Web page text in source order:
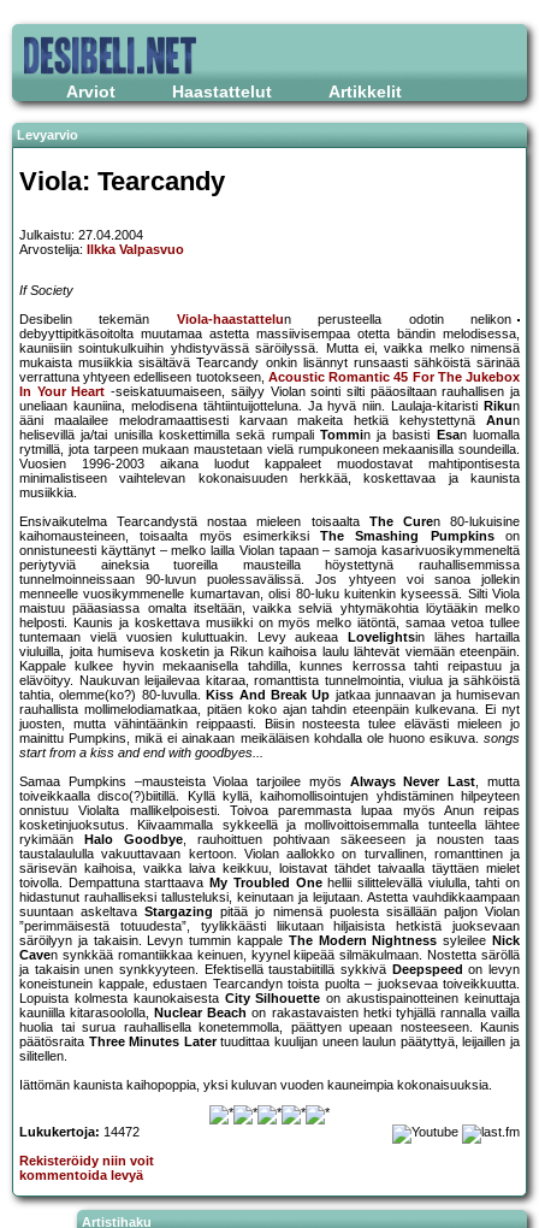
Arviot Haastattelut Artikkelit
Levyarvio
Viola: Tearcandy
Julkaistu: 27.04.2004
Arvostelija:
Ilkka Valpasvuo
If Society
Desibelin tekemän Viola-haastattelun perusteella odotin nelikon
debyyttipitkäsoitolta muutamaa astetta massiivisempaa otetta bändin melodisessa,
kauniisiin sointukulkuihin yhdistyvässä säröilyssä. Mutta ei, vaikka melko nimensä
mukaista musiikkia sisältävä Tearcandy onkin lisännyt runsaasti sähköistä särinää
verrattuna yhtyeen edelliseen tuotokseen, Acoustic Romantic 45 For The Jukebox
In Your Heart -seiskatuumaiseen, säilyy Violan sointi silti pääosiltaan rauhallisen ja
uneliaan kauniina, melodisena tähtiintuijotteluna. Ja hyvä niin. Laulaja-kitaristi Rikun
ääni maalailee melodramaattisesti karvaan makeita hetkiä kehystettynä Anun
helisevillä ja/tai unisilla koskettimilla sekä rumpali Tommin ja basisti Esan luomalla
rytmillä, jota tarpeen mukaan maustetaan vielä rumpukoneen mekaanisilla soundeilla.
Vuosien 1996-2003 aikana luodut kappaleet muodostavat mahtipontisesta
minimalistiseen vaihtelevan kokonaisuuden herkkää, koskettavaa ja kaunista
musiikkia.
Ensivaikutelma Tearcandystä nostaa mieleen toisaalta The Curen 80-lukuisine
kaihomausteineen, toisaalta myös esimerkiksiThe Smashing Pumpkinson
onnistuneesti käyttänyt – melko lailla Violan tapaan – samoja kasarivuosikymmeneltä
periytyviä aineksia tuoreilla mausteilla höystettynä rauhallisemmissa
tunnelmoinneissaan 90-luvun puolessavälissä. Jos yhtyeen voi sanoa jollekin
menneelle vuosikymmenelle kumartavan, olisi 80-luku kuitenkin kyseessä. Silti Viola
maistuu pääasiassa omalta itseltään, vaikka selviä yhtymäkohtia löytääkin melko
helposti. Kaunis ja koskettava musiikki on myös melko iätöntä, samaa vetoa tullee
tuntemaan vielä vuosien kuluttuakin. Levy aukeaa
Lovelightsin lähes hartailla
viuluilla, joita humiseva kosketin ja Rikun kaihoisa laulu lähtevät viemään eteenpäin.
Kappale kulkee hyvin mekaanisella tahdilla, kunnes kerrossa tahti reipastuu ja
elävöityy. Naukuvan leijailevaa kitaraa, romanttista tunnelmointia, viulua ja sähköistä
tahtia, olemme(ko?) 80-luvulla. Kiss And Break Up jatkaa junnaavan ja humisevan
rauhallista mollimelodiamatkaa, pitäen koko ajan tahdin eteenpäin kulkevana. Ei nyt
juosten, mutta vähintäänkin reippaasti. Biisin nosteesta tulee elävästi mieleen jo
mainittu Pumpkins, mikä ei ainakaan meikäläisen kohdalla ole huono esikuva. songs
start from a kiss and end with goodbyes...
Samaa Pumpkins –mausteista Violaa tarjoilee myös Always Never Last, mutta
toiveikkaalla disco(?)biitillä. Kyllä kyllä, kaihomollisointujen yhdistäminen hilpeyteen
onnistuu Violalta mallikelpoisesti. Toivoa paremmasta lupaa myös Anun reipas
kosketinjuoksutus. Kiivaammalla sykkeellä ja mollivoittoisemmalla tunteella lähtee
rykimään
Halo Goodbye, rauhoittuen pohtivaan säkeeseen ja nousten taas
taustalaululla vakuuttavaan kertoon. Violan aallokko on turvallinen, romanttinen ja
särisevän kaihoisa, vaikka laiva keikkuu, loistavat tähdet taivaalla täyttäen mielet
toivolla. Dempattuna starttaava My Troubled Onehellii silittelevällä viululla, tahti on
hidastunut rauhalliseksi tallusteluksi, keinutaan ja leijutaan. Astetta vauhdikkaampaan
suuntaan askeltavaStargazing pitää jo nimensä puolesta sisällään paljon Violan
”perimmäisestä totuudesta”, tyylikkäästi liikutaan hiljaisista hetkistä juoksevaan
säröilyyn ja takaisin. Levyn tummin kappale The Modern Nightness syleilee Nick
Caven synkkää romantiikkaa keinuen, kyynel kiipeää silmäkulmaan. Nostetta säröllä
ja takaisin unen synkkyyteen. Efektisellä taustabiitillä sykkivä Deepspeed on levyn
koneistunein kappale, edustaen Tearcandyn toista puolta – juoksevaa toiveikkuutta.
Lopuista kolmesta kaunokaisesta City Silhouette on akustispainotteinen keinuttaja
kauniilla kitarasoololla, Nuclear Beach on rakastavaisten hetki tyhjällä rannalla vailla
huolia tai surua rauhallisella konetemmolla, päättyen upeaan nosteeseen. Kaunis
päätösraita Three Minutes Latertuudittaa kuulijan uneen laulun päätyttyä, leijaillen ja
silitellen.
Iättömän kaunista kaihopoppia, yksi kuluvan vuoden kauneimpia kokonaisuuksia.
Lukukertoja: 14472
Rekisteröidy niin voit
kommentoida levyä
Artistihaku